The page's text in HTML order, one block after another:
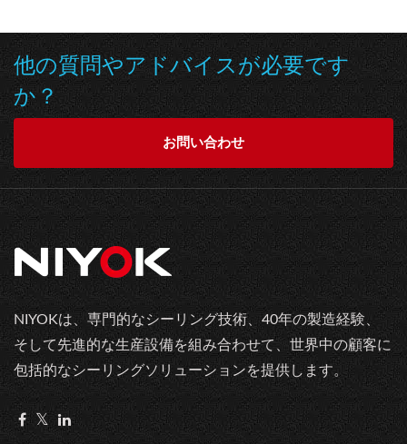
他の質問やアドバイスが必要です
か？
お問い合わせ
NIYOKは、専門的なシーリング技術、40年の製造経験、
そして先進的な生産設備を組み合わせて、世界中の顧客に
包括的なシーリングソリューションを提供します。